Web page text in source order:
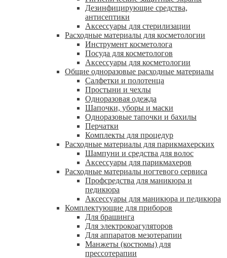
Дезинфицирующие средства,
антисептики
Аксессуары для стерилизации
Расходные материалы для косметологии
Инструмент косметолога
Посуда для косметологов
Аксессуары для косметологии
Общие одноразовые расходные материалы
Салфетки и полотенца
Простыни и чехлы
Одноразовая одежда
Шапочки, уборы и маски
Одноразовые тапочки и бахилы
Перчатки
Комплекты для процедур
Расходные материалы для парикмахерских
Шампуни и средства для волос
Аксессуары для парикмахеров
Расходные материалы ногтевого сервиса
Профсредства для маникюра и
педикюра
Аксессуары для маникюра и педикюра
Комплектующие для приборов
Для брашинга
Для электрокоагуляторов
Для аппаратов мезотерапии
Манжеты (костюмы) для
прессотерапии